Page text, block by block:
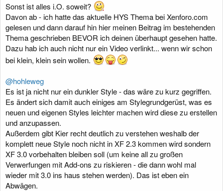
Sonst ist alles i.O. soweit?
Davon ab - ich hatte das aktuelle HYS Thema bei Xenforo.com
gelesen und dann darauf hin hier meinen Beitrag im bestehenden
Thema geschrieben BEVOR ich deinen überhaupt gesehen hatte.
Dazu hab ich auch nicht nur ein Video verlinkt... wenn wir schon
bei klein, klein sein wollen.
@hohleweg
Es ist ja nicht nur ein dunkler Style - das wäre zu kurz gegriffen.
Es ändert sich damit auch einiges am Stylegrundgerüst, was es
neuen und eigenen Styles leichter machen wird diese zu erstellen
und anzupassen.
Außerdem gibt Kier recht deutlich zu verstehen weshalb der
komplett neue Style noch nicht in XF 2.3 kommen wird sondern
XF 3.0 vorbehalten bleiben soll (um keine all zu großen
Verwerfungen mit Add-ons zu riskieren - die dann wohl mal
wieder mit 3.0 ins haus stehen werden). Das ist eben ein
Abwägen.